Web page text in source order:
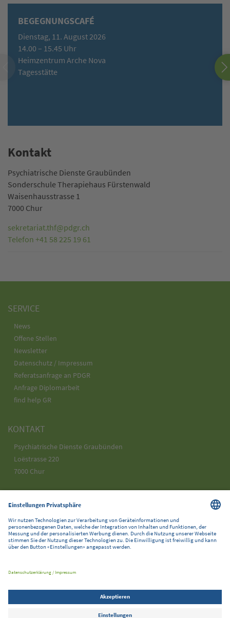
BEGEGNUNGSCAFÉ
Dienstag, 11. August 2026
14.00 – 15.45 Uhr
Heimzentrum Arche Nova
Tagesstätte
Kontakt
Psychiatrische Dienste Graubünden
Sonderschule Therapiehaus Fürstenwald
Waisenhausstrasse 1
7000 Chur
sekretariat.thf@pdgr.ch
Telefon +41 58 225 19 61
SERVICE
News
Offene Stellen
Newsletter
Datenschutz / Impressum
Referatsanfrage an PDGR
Anfrage Diplomarbeit
find help GR
KONTAKT
Psychiatrische Dienste Graubünden
Loëstrasse 220
7000 Chur
info@pdgr.ch
SOCIAL MEDIA